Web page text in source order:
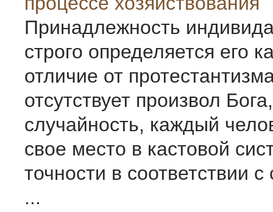
Принадлежность
строго определяется его
отличие от
отсутствует произвол Бога,
случайность, каждый
свое место в кастовой
точности в соответствии с
...